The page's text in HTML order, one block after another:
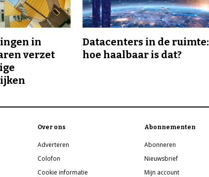
in
verzet
Datacenters in de ruimte:
hoe haalbaar is dat?
Over ons
Adverteren
Colofon
Cookie informatie
Abonnementen
Abonneren
Nieuwsbrief
Mijn account